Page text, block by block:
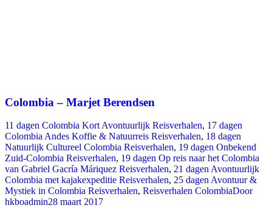
Colombia – Marjet Berendsen
11 dagen Colombia Kort Avontuurlijk Reisverhalen, 17 dagen
Colombia Andes Koffie & Natuurreis Reisverhalen, 18 dagen
Natuurlijk Cultureel Colombia Reisverhalen, 19 dagen Onbekend
Zuid-Colombia Reisverhalen, 19 dagen Op reis naar het Colombia
van Gabriel Gacría Máriquez Reisverhalen, 21 dagen Avontuurlijk
Colombia met kajakexpeditie Reisverhalen, 25 dagen Avontuur &
Mystiek in Colombia Reisverhalen, Reisverhalen ColombiaDoor
hkboadmin28 maart 2017